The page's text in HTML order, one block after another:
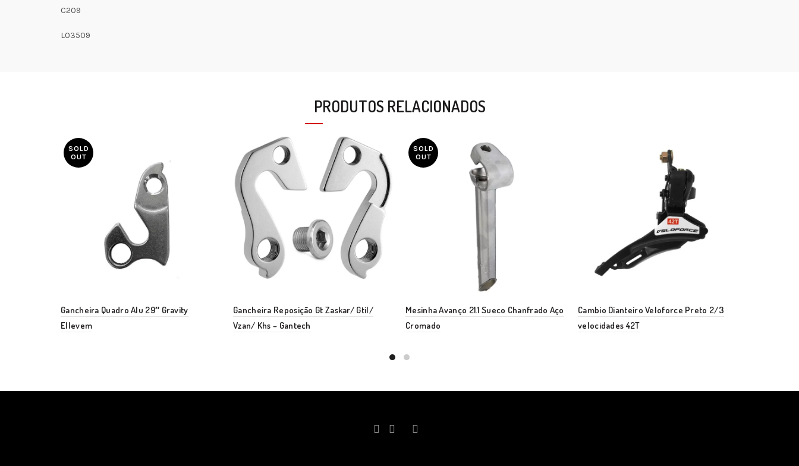
C209
L03509
PRODUTOS RELACIONADOS
SOLD
OUT
Gancheira Quadro Alu 29″ Gravity
Ellevem
Gancheira Reposição Gt Zaskar/ Gtil/
Vzan/ Khs – Gantech
SOLD
OUT
Mesinha Avanço 21.1 Sueco Chanfrado Aço
Cromado
Cambio Dianteiro Veloforce Preto 2/3
velocidades 42T